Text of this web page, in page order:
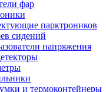
фар
парктроников
сидений
напряжения
и термоконтейнеры